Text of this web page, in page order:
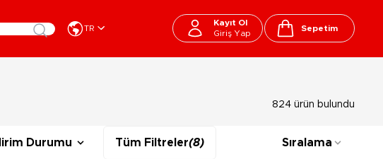
TR
Kayıt Ol
Giriş Yap
Cart
Sepetim
824 ürün bulundu
Durumu Tüm Filtreler(8) Sıralama